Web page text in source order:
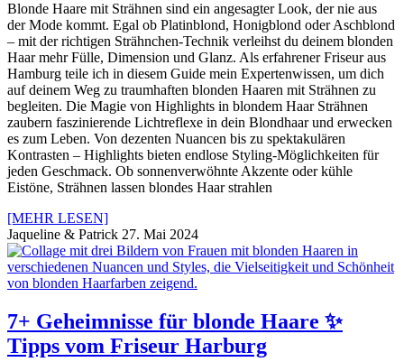
Blonde Haare mit Strähnen sind ein angesagter Look, der nie aus
der Mode kommt. Egal ob Platinblond, Honigblond oder Aschblond
– mit der richtigen Strähnchen-Technik verleihst du deinem blonden
Haar mehr Fülle, Dimension und Glanz. Als erfahrener Friseur aus
Hamburg teile ich in diesem Guide mein Expertenwissen, um dich
auf deinem Weg zu traumhaften blonden Haaren mit Strähnen zu
begleiten. Die Magie von Highlights in blondem Haar Strähnen
zaubern faszinierende Lichtreflexe in dein Blondhaar und erwecken
es zum Leben. Von dezenten Nuancen bis zu spektakulären
Kontrasten – Highlights bieten endlose Styling-Möglichkeiten für
jeden Geschmack. Ob sonnenverwöhnte Akzente oder kühle
Eistöne, Strähnen lassen blondes Haar strahlen
[MEHR LESEN]
Jaqueline & Patrick 27. Mai 2024
7+ Geheimnisse für blonde Haare ✨
Tipps vom Friseur Harburg